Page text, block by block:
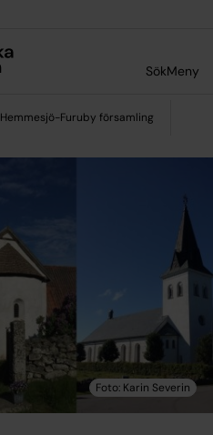
SökMeny
Hemmesjö-Furuby församling